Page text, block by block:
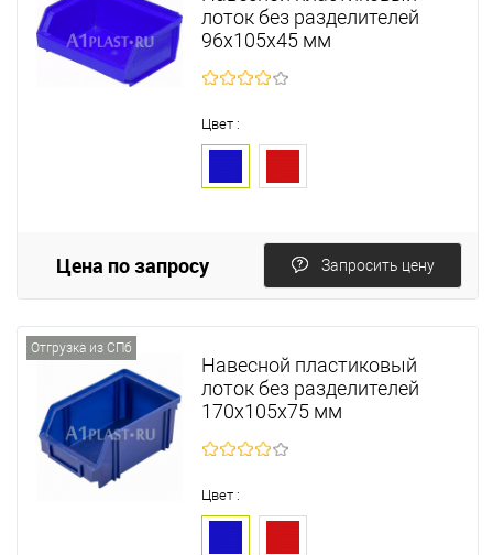
лоток без разделителей
96х105х45 мм
Цвет :
Цена по запросу Запросить цену
Отгрузка из СПб
Навесной пластиковый
лоток без разделителей
170х105х75 мм
Цвет :